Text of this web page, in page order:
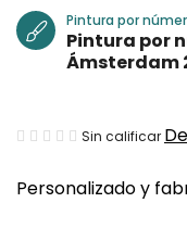
Personalizado y
Pintura por
Pintura por
Ámsterdam
La
media
Sin calificar